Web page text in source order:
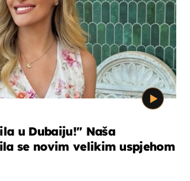
u Dubaiju!" Naša
se novim velikim uspjehom